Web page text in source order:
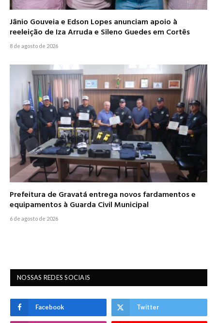
Jânio Gouveia e Edson Lopes anunciam apoio à
reeleição de Iza Arruda e Sileno Guedes em Cortês
8 de agosto de 2026
Prefeitura de Gravatá entrega novos fardamentos e
equipamentos à Guarda Civil Municipal
6 de agosto de 2026
NOSSAS REDES SOCIAIS
Facebook Twitter